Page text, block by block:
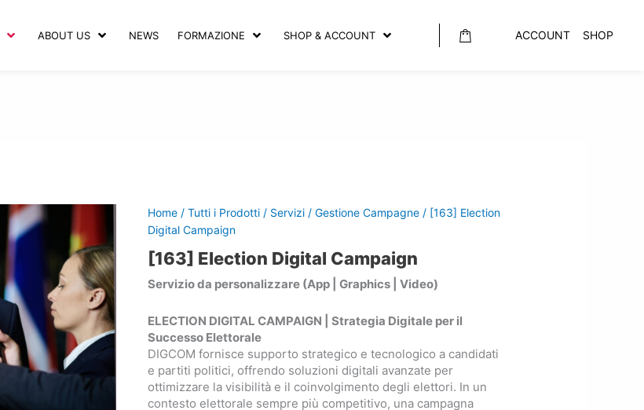
ABOUT US NEWS FORMAZIONE SHOP & ACCOUNT ACCOUNT SHOP
Home / Tutti i Prodotti / Servizi / Gestione Campagne / [163] Election
Digital Campaign
[163] Election Digital Campaign
Servizio da personalizzare (App | Graphics | Video)
ELECTION DIGITAL CAMPAIGN | Strategia Digitale per il
Successo Elettorale
DIGCOM fornisce supporto strategico e tecnologico a candidati
e partiti politici, offrendo soluzioni digitali avanzate per
ottimizzare la visibilità e il coinvolgimento degli elettori. In un
contesto elettorale sempre più competitivo, una campagna